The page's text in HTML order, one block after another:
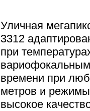
Уличная
3312
при
времени при
метров и
высокое